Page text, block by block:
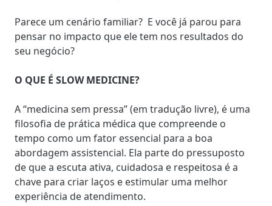
Parece um cenário familiar? E você já parou para
pensar no impacto que ele tem nos resultados do
seu negócio?
O QUE É SLOW MEDICINE?
A “medicina sem pressa” (em tradução livre), é uma
filosofia de prática médica que compreende o
tempo como um fator essencial para a boa
abordagem assistencial. Ela parte do pressuposto
de que a escuta ativa, cuidadosa e respeitosa é a
chave para criar laços e estimular uma melhor
experiência de atendimento.